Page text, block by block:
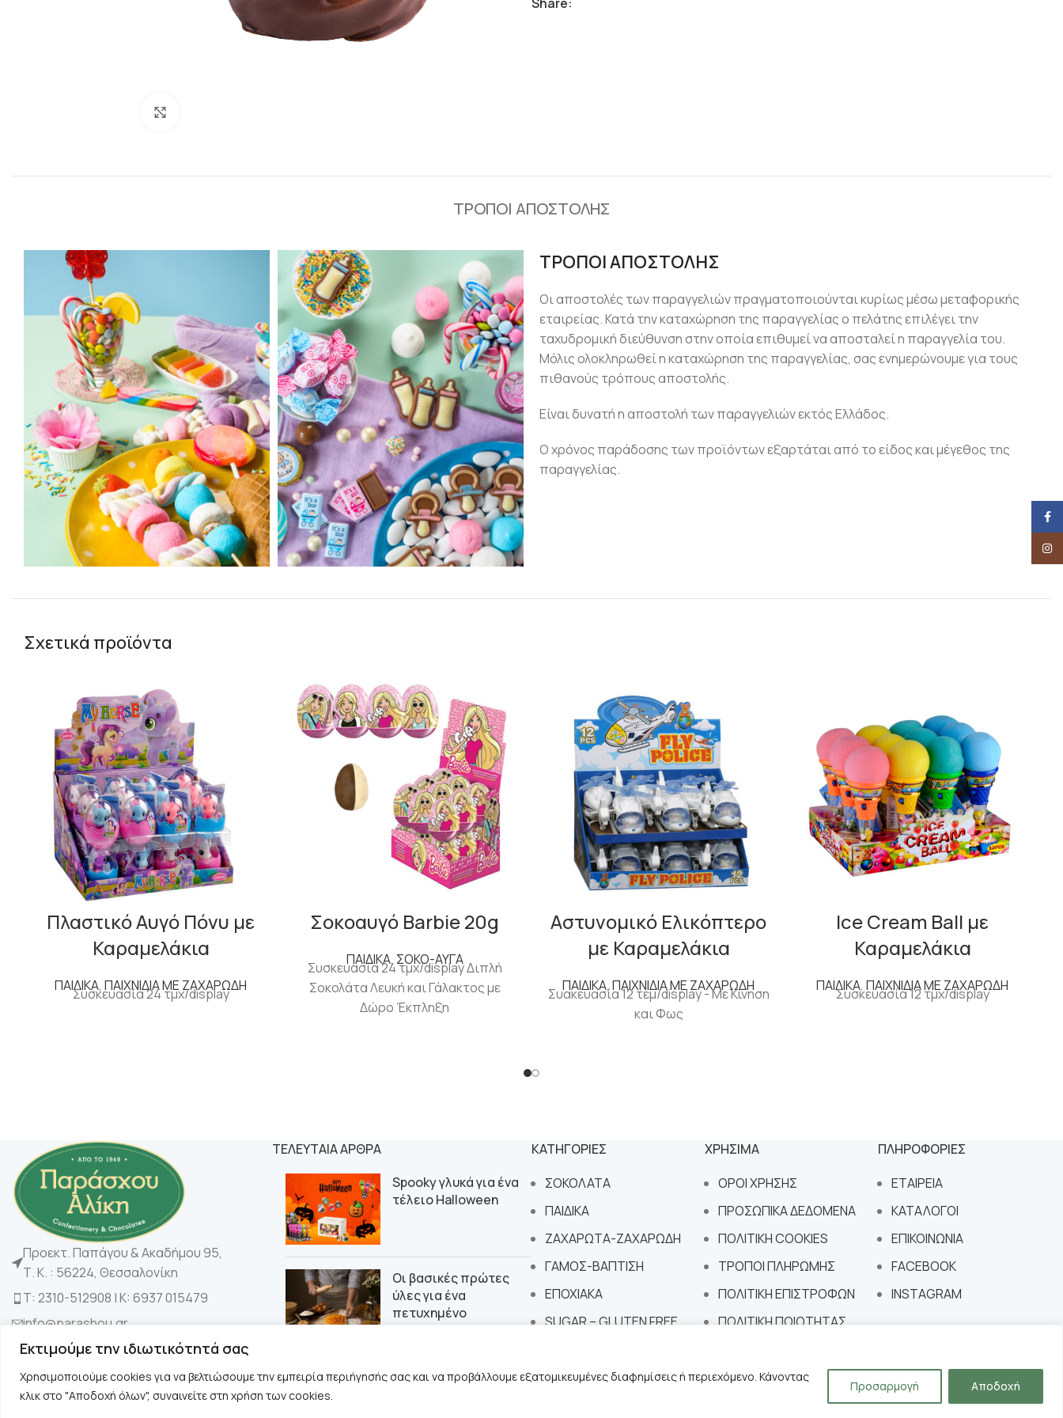
Εκτιμούμε την ιδιωτικότητά σας
Χρησιμοποιούμε cookies για να βελτιώσουμε την εμπειρία περιήγησής σας και να προβάλλουμε εξατομικευμένες διαφημίσεις ή περιεχόμενο. Κάνοντας
κλικ στο "Αποδοχή όλων", συναινείτε στη χρήση των cookies.
Προσαρμογή Αποδοχή
ΤΡΟΠΟΙ ΑΠΟΣΤΟΛΗΣ
ΤΡΟΠΟΙ ΑΠΟΣΤΟΛΗΣ
Οι αποστολές των παραγγελιών πραγματοποιούνται κυρίως μέσω μεταφορικής
εταιρείας. Κατά την καταχώρηση της παραγγελίας ο πελάτης επιλέγει την
ταχυδρομική διεύθυνση στην οποία επιθυμεί να αποσταλεί η παραγγελία του.
Μόλις ολοκληρωθεί η καταχώρηση της παραγγελίας, σας ενημερώνουμε για τους
πιθανούς τρόπους αποστολής.
Είναι δυνατή η αποστολή των παραγγελιών εκτός Ελλάδος.
Ο χρόνος παράδοσης των προϊόντων εξαρτάται από το είδος και μέγεθος της
παραγγελίας.
Σχετικά προϊόντα
Πλαστικό Αυγό Πόνυ με
Καραμελάκια
ΠΑΙΔΙΚΑ, ΠΑΙΧΝΙΔΙΑ ΜΕ ΖΑΧΑΡΩΔΗ
Συσκευασία 24 τμχ/display
Σοκοαυγό Barbie 20g
ΠΑΙΔΙΚΑ,ΣΟΚΟ-ΑΥΓΑ
Συσκευασία 24 τμχ/display Διπλή
Σοκολάτα Λευκή και Γάλακτος με
Δώρο Έκπληξη
Αστυνομικό Ελικόπτερο
με Καραμελάκια
ΠΑΙΔΙΚΑ,ΠΑΙΧΝΙΔΙΑ ΜΕ ΖΑΧΑΡΩΔΗ
Συακευασία 12 τεμ/display - Με Κίνηση
και Φως
Ice Cream Ball με
Καραμελάκια
ΠΑΙΔΙΚΑ, ΠΑΙΧΝΙΔΙΑ ΜΕ ΖΑΧΑΡΩΔΗ
Συσκευασία 12 τμχ/display
Προεκτ. Παπάγου & Ακαδήμου 95,
Τ. Κ. : 56224, Θεσσαλονίκη
Τ: 2310-512908 | K: 6937 015479
info@parashou.gr
ΤΕΛΕΥΤΑΙΑ ΑΡΘΡΑ
Spooky γλυκά για ένα
τέλειο Halloween
Οι βασικές πρώτες
ύλες για ένα
πετυχημένο
ΚΑΤΗΓΟΡΙΕΣ
ΣΟΚΟΛΑΤΑ
ΠΑΙΔΙΚΑ
ΖΑΧΑΡΩΤΑ-ΖΑΧΑΡΩΔΗ
ΓΑΜΟΣ-ΒΑΠΤΙΣΗ
ΕΠΟΧΙΑΚΑ
SUGAR – GLUTEN FREE
ΧΡΗΣΙΜΑ
ΟΡΟΙ ΧΡΗΣΗΣ
ΠΡΟΣΩΠΙΚΑ ΔΕΔΟΜΕΝΑ
ΠΟΛΙΤΙΚΗ COOKIES
ΤΡΟΠΟΙ ΠΛΗΡΩΜΗΣ
ΠΟΛΙΤΙΚΗ ΕΠΙΣΤΡΟΦΩΝ
ΠΟΛΙΤΙΚΗ ΠΟΙΟΤΗΤΑΣ
ΠΛΗΡΟΦΟΡΙΕΣ
ΕΤΑΙΡΕΙΑ
ΚΑΤΑΛΟΓΟΙ
ΕΠΙΚΟΙΝΩΝΙΑ
FACEBOOK
INSTAGRAM